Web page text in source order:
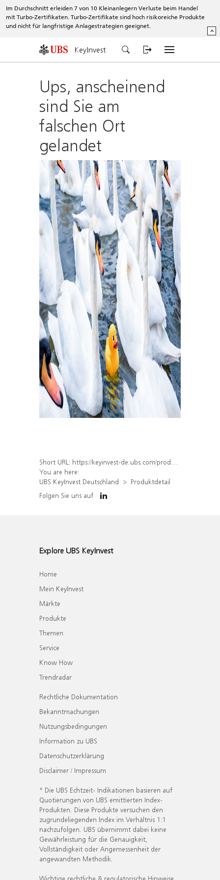
Im Durchschnitt erleiden 7 von 10 Kleinanlegern Verluste beim Handel
mit Turbo-Zertifikaten. Turbo-Zertifikate sind hoch risikoreiche Produkte
und nicht für langfristige Anlagestrategien geeignet.
^
KeyInvest
Ups, anscheinend
sind Sie am
falschen Ort
gelandet
Short URL: https://keyinvest-de.ubs.com/produkt/detail/index/isin/DE000WA8Z1S1
You are here:
UBS KeyInvest Deutschland
Produktdetail
Folgen Sie uns auf
Explore UBS KeyInvest
Home
Mein KeyInvest
Märkte
Produkte
Themen
Service
Know How
Trendradar
Rechtliche Dokumentation
Bekanntmachungen
Nutzungsbedingungen
Information zu UBS
Datenschutzerklärung
Disclaimer / Impressum
* Die UBS Echtzeit- Indikationen basieren auf
Quotierungen von UBS emittierten Index-
Produkten. Diese Produkte versuchen den
zugrundeliegenden Index im Verhältnis 1:1
nachzufolgen. UBS übernimmt dabei keine
Gewährleistung für die Genauigkeit,
Vollständigkeit oder Angemessenheit der
angewandten Methodik.